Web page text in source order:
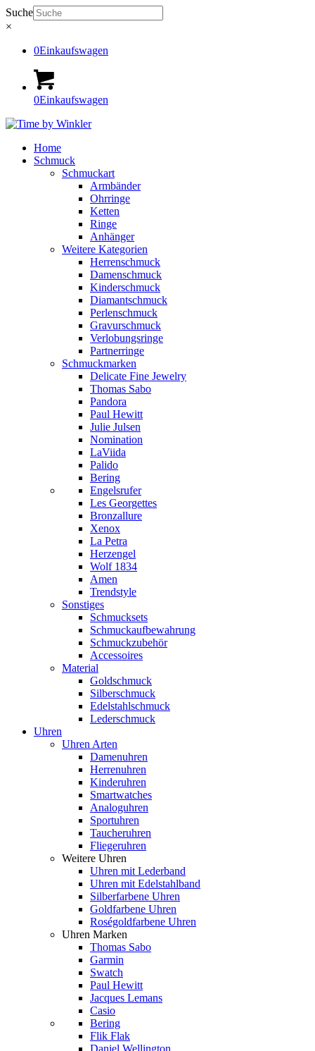
Suche
×
0Einkaufswagen
0Einkaufswagen
Home
Schmuck
Schmuckart
Armbänder
Ohrringe
Ketten
Ringe
Anhänger
Weitere Kategorien
Herrenschmuck
Damenschmuck
Kinderschmuck
Diamantschmuck
Perlenschmuck
Gravurschmuck
Verlobungsringe
Partnerringe
Schmuckmarken
Delicate Fine Jewelry
Thomas Sabo
Pandora
Paul Hewitt
Julie Julsen
Nomination
LaViida
Palido
Bering
Engelsrufer
Les Georgettes
Bronzallure
Xenox
La Petra
Herzengel
Wolf 1834
Amen
Trendstyle
Sonstiges
Schmucksets
Schmuckaufbewahrung
Schmuckzubehör
Accessoires
Material
Goldschmuck
Silberschmuck
Edelstahlschmuck
Lederschmuck
Uhren
Uhren Arten
Damenuhren
Herrenuhren
Kinderuhren
Smartwatches
Analoguhren
Sportuhren
Taucheruhren
Fliegeruhren
Weitere Uhren
Uhren mit Lederband
Uhren mit Edelstahlband
Silberfarbene Uhren
Goldfarbene Uhren
Roségoldfarbene Uhren
Uhren Marken
Thomas Sabo
Garmin
Swatch
Paul Hewitt
Jacques Lemans
Casio
Bering
Flik Flak
Daniel Wellington